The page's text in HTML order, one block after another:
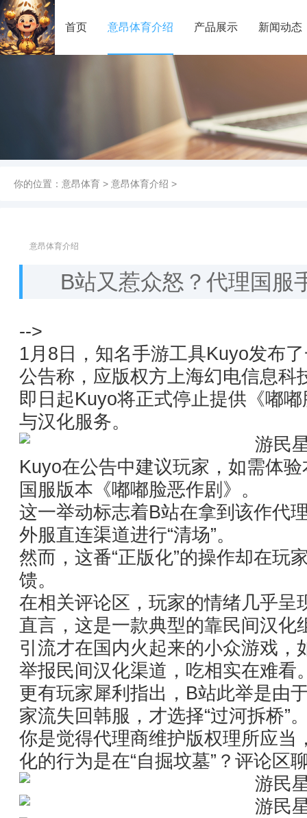
首页 意昂体育介绍 产品展示 新闻动态
你的位置： 意昂体育 > 意昂体育介绍 >
意昂体育介绍
B站又惹众怒？代理国服
-->
1月8日，知名手游工具Kuyo发布
公告称，应版权方上海幻电信息科
即日起Kuyo将正式停止提供《嘟
与汉化服务。
Kuyo在公告中建议玩家，如需体
国服版本《嘟嘟脸恶作剧》。
这一举动标志着B站在拿到该作代
外服直连渠道进行“清场”。
然而，这番“正版化”的操作却在玩
馈。
在相关评论区，玩家的情绪几乎呈
直言，这是一款典型的靠民间汉化
引流才在国内火起来的小众游戏，
举报民间汉化渠道，吃相实在难看
更有玩家犀利指出，B站此举是由
家流失回韩服，才选择“过河拆桥”
你是觉得代理商维护版权理所应当
化的行为是在“自掘坟墓”？评论区